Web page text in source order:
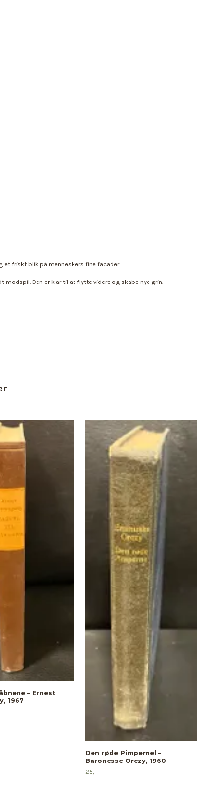
et friskt blik på menneskers fine facader.
Den er klar til at flytte videre og skabe nye grin.
– Ernest
1967
Den røde Pimpernel –
Baronesse Orczy, 1960
25,-